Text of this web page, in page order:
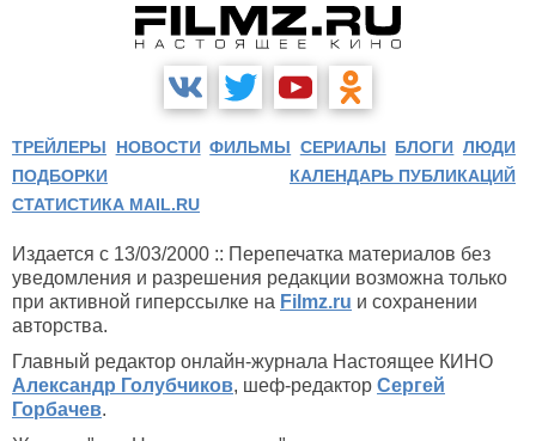
ТРЕЙЛЕРЫ НОВОСТИ ФИЛЬМЫ СЕРИАЛЫ БЛОГИ ЛЮДИ
ПОДБОРКИ
КАЛЕНДАРЬ ПУБЛИКАЦИЙ
СТАТИСТИКА MAIL.RU
Издается с 13/03/2000 :: Перепечатка материалов без
уведомления и разрешения редакции возможна только
при активной гиперссылке на Filmz.ru и сохранении
авторства.
Главный редактор онлайн-журнала Настоящее КИНО
Александр Голубчиков, шеф-редактор Сергей
Горбачев.